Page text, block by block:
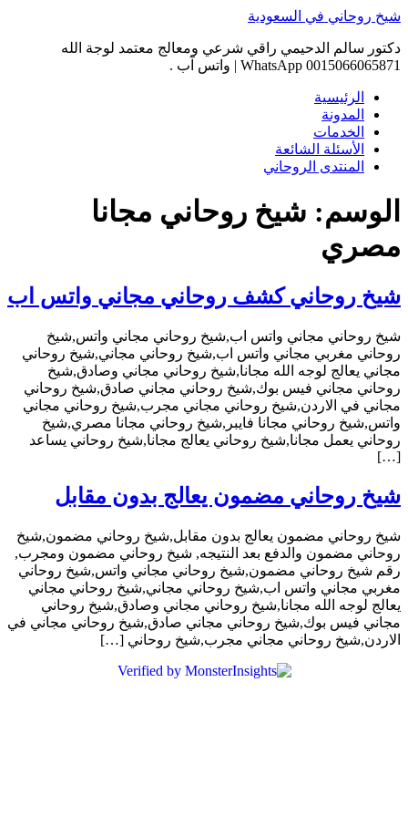
Skip
content
شيخ روحاني في السعودية
دكتور سالم الدحيمي راقي شرعي ومعالج معتمد لوجة الله
0015066065871 WhatsApp | واتس آب .
الرئيسية
المدونة
الخدمات
الأسئلة الشائعة
المنتدى الروحاني
الوسم: شيخ روحاني مجانا
مصري
شيخ روحاني كشف روحاني مجاني واتس اب
شيخ روحاني مجاني واتس اب,شيخ روحاني مجاني واتس,شيخ
روحاني مغربي مجاني واتس اب,شيخ روحاني مجاني,شيخ روحاني
مجاني يعالج لوجه الله مجانا,شيخ روحاني مجاني وصادق,شيخ
روحاني مجاني فيس بوك,شيخ روحاني مجاني صادق,شيخ روحاني
مجاني في الاردن,شيخ روحاني مجاني مجرب,شيخ روحاني مجاني
واتس,شيخ روحاني مجانا فايبر,شيخ روحاني مجانا مصري,شيخ
روحاني يعمل مجانا,شيخ روحاني يعالج مجانا,شيخ روحاني يساعد
[…]
شيخ روحاني مضمون يعالج بدون مقابل
شيخ روحاني مضمون يعالج بدون مقابل,شيخ روحاني مضمون,شيخ
روحاني مضمون والدفع بعد النتيجه, شيخ روحاني مضمون ومجرب,
رقم شيخ روحاني مضمون,شيخ روحاني مجاني واتس,شيخ روحاني
مغربي مجاني واتس اب,شيخ روحاني مجاني,شيخ روحاني مجاني
يعالج لوجه الله مجانا,شيخ روحاني مجاني وصادق,شيخ روحاني
مجاني فيس بوك,شيخ روحاني مجاني صادق,شيخ روحاني مجاني في
الاردن,شيخ روحاني مجاني مجرب,شيخ روحاني […]